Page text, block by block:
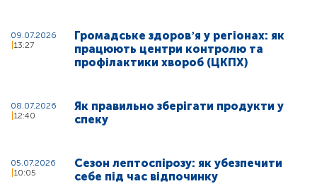
09.07.2026
13:27
Громадське здоровʼя у регіонах: як
працюють центри контролю та
профілактики хвороб (ЦКПХ)
08.07.2026
12:40
Як правильно зберігати продукти у
спеку
05.07.2026
10:05
Сезон лептоспірозу: як убезпечити
себе під час відпочинку